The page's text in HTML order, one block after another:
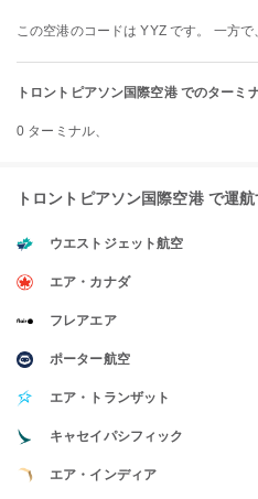
この空港のコードは YYZ です。 一方
トロントピアソン国際空港 でのターミ
0 ターミナル、
トロントピアソン国際空港 で運
ウエストジェット航空
エア・カナダ
フレアエア
ポーター航空
エア・トランザット
キャセイパシフィック
エア・インディア